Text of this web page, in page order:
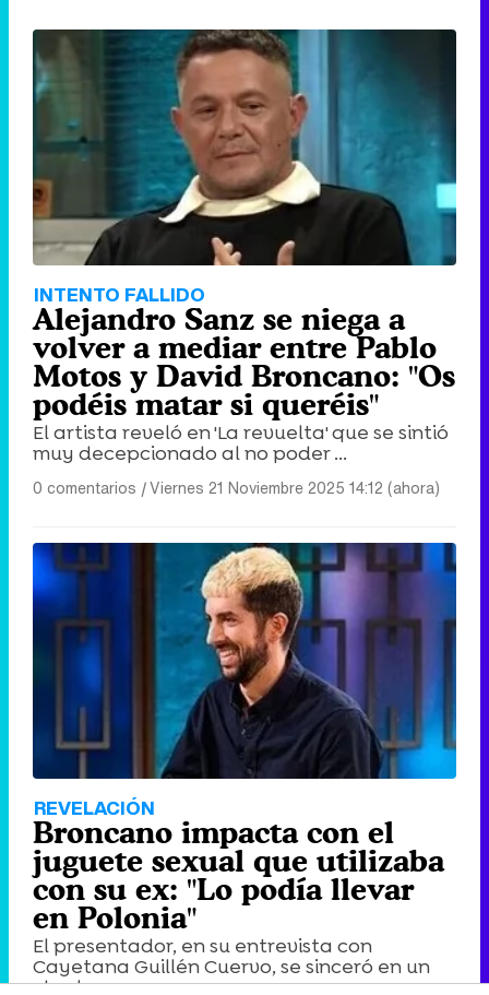
INTENTO FALLIDO
Alejandro Sanz se niega a
volver a mediar entre Pablo
Motos y David Broncano: "Os
podéis matar si queréis"
El artista reveló en 'La revuelta' que se sintió
muy decepcionado al no poder ...
0 comentarios |Viernes 21 Noviembre 2025 14:12 (ahora)
REVELACIÓN
Broncano impacta con el
juguete sexual que utilizaba
con su ex: "Lo podía llevar
en Polonia"
El presentador, en su entrevista con
Cayetana Guillén Cuervo, se sinceró en un
charla ...